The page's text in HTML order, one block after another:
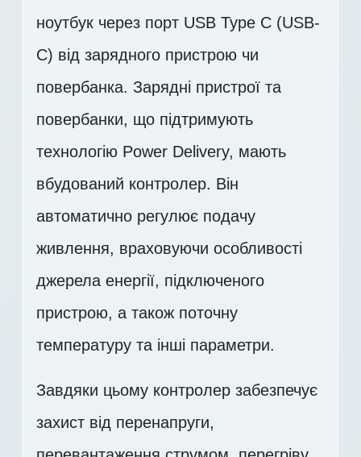
ноутбук через порт USB Type C (USB-
C) від зарядного пристрою чи
повербанка. Зарядні пристрої та
повербанки, що підтримують
технологію Power Delivery, мають
вбудований контролер. Він
автоматично регулює подачу
живлення, враховуючи особливості
джерела енергії, підключеного
пристрою, а також поточну
температуру та інші параметри.
Завдяки цьому контролер забезпечує
захист від перенапруги,